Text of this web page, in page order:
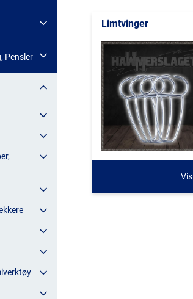
Pensler
Limtvinger
Vis